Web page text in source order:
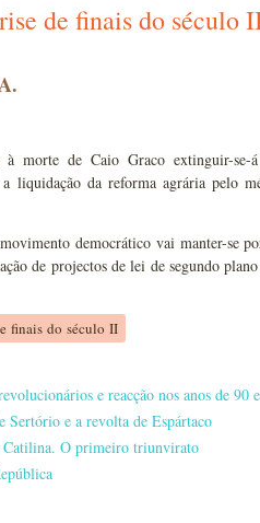
de finais do século
à morte de Caio Graco extinguir-
liquidação da reforma agrária pelo
democrático vai manter-se
de projectos de lei de segundo
finais do século II
e reacção nos anos de 90
e a revolta de Espártaco
O primeiro triunvirato